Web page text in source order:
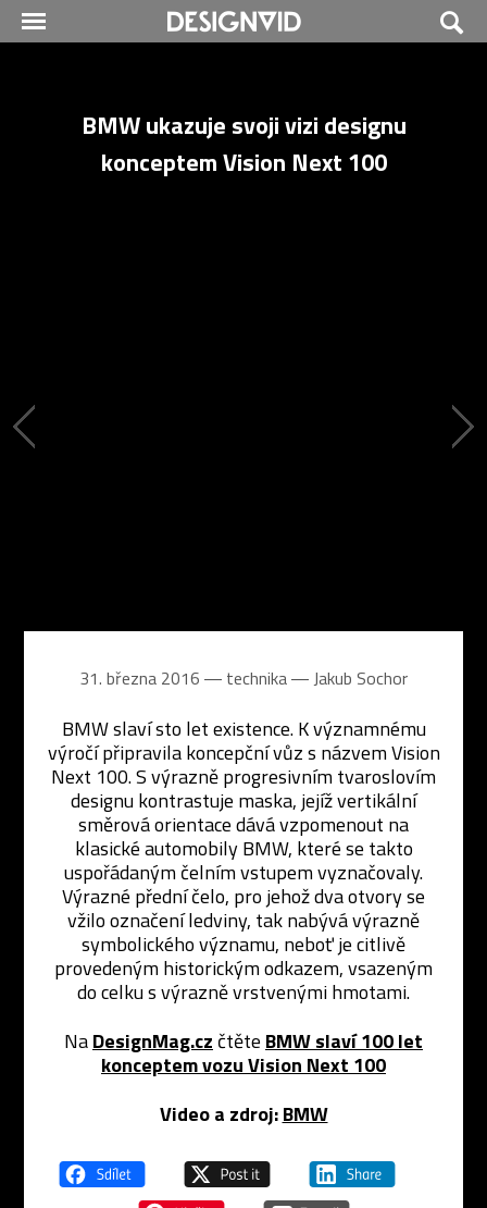
BMW ukazuje svoji vizi designu
konceptem Vision Next 100
31. března 2016 ― technika ―Jakub Sochor
BMW slaví sto let existence. K významnému
výročí připravila koncepční vůz s názvem Vision
Next 100. S výrazně progresivním tvaroslovím
designu kontrastuje maska, jejíž vertikální
směrová orientace dává vzpomenout na
klasické automobily BMW, které se takto
uspořádaným čelním vstupem vyznačovaly.
Výrazné přední čelo, pro jehož dva otvory se
vžilo označení ledviny, tak nabývá výrazně
symbolického významu, neboť je citlivě
provedeným historickým odkazem, vsazeným
do celku s výrazně vrstvenými hmotami.
NaDesignMag.cz čtěte BMW slaví 100 let
konceptem vozu Vision Next 100
Video a zdroj: BMW